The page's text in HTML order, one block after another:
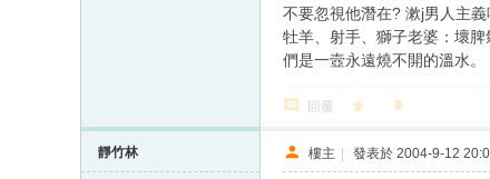
不要忽視他潛在? 漱j男人主義
牡羊、射手、獅子老婆：壞
們是一壼永遠燒不開的溫水。
回覆
靜竹林 樓主 | 發表於 2004-9-12